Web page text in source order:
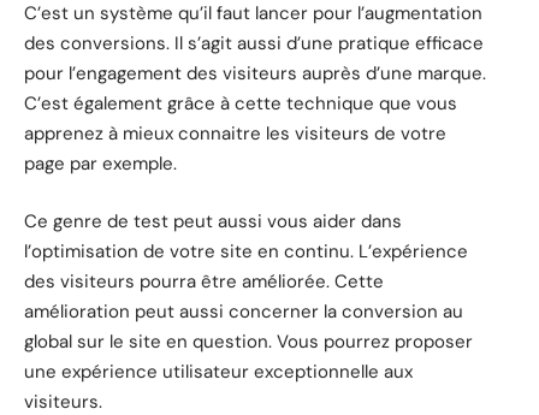
C’est un système qu’il faut lancer pour l’augmentation
des conversions. Il s’agit aussi d’une pratique efficace
pour l’engagement des visiteurs auprès d’une marque.
C’est également grâce à cette technique que vous
apprenez à mieux connaitre les visiteurs de votre
page par exemple.
Ce genre de test peut aussi vous aider dans
l’optimisation de votre site en continu. L’expérience
des visiteurs pourra être améliorée. Cette
amélioration peut aussi concerner la conversion au
global sur le site en question. Vous pourrez proposer
une expérience utilisateur exceptionnelle aux
visiteurs.